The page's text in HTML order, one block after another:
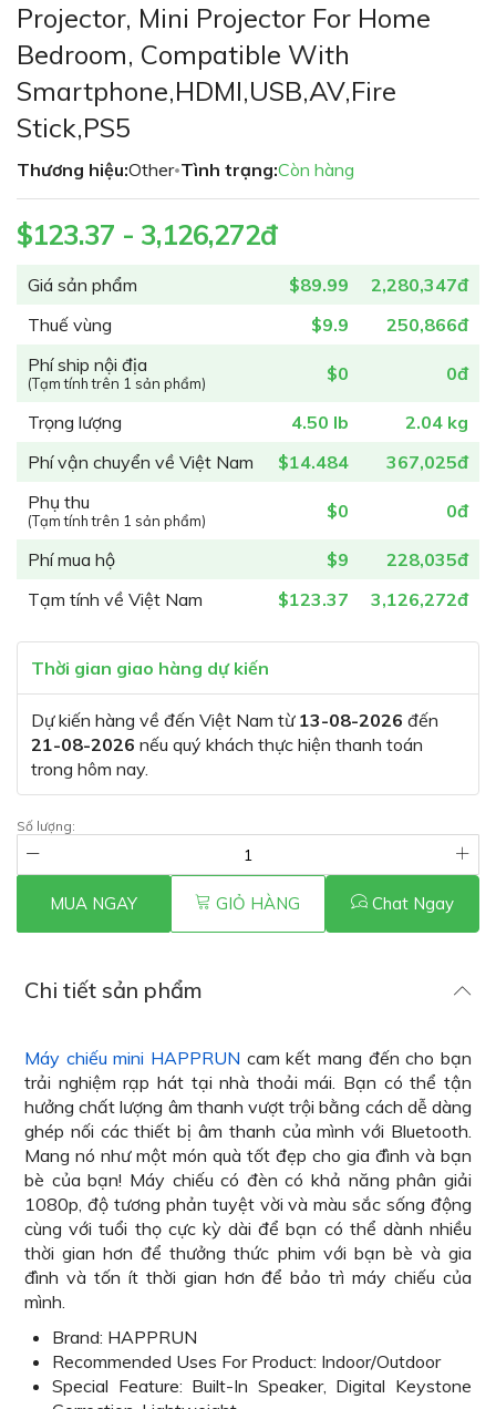
thư
hình
ảnh
Projector, Mini Projector For Home
Bedroom, Compatible With
Smartphone,HDMI,USB,AV,Fire
Stick,PS5
Thương hiệu:Other•Tình trạng:Còn hàng
Giá sản phẩm $89.99
2,280,347đ
Thuế vùng
$9.9
250,866đ
Phí ship nội địa
(Tạm tính trên 1 sản phẩm) $0 0đ
Trọng lượng 4.50 lb
2.04 kg
Phí vận chuyển về Việt Nam
$14.484
367,025đ
Phụ thu
(Tạm tính trên 1 sản phẩm) $0 0đ
Phí mua hộ $9
228,035đ
Tạm tính về Việt Nam
$123.37 3,126,272đ
$123.37 - 3,126,272đ
Thời gian giao hàng dự kiến
Dự kiến hàng về đến Việt Nam từ 13-08-2026 đến
21-08-2026 nếu quý khách thực hiện thanh toán
trong hôm nay.
Số lượng:
MUA NGAY GIỎ HÀNG Chat Ngay
Chi tiết sản phẩm
Máy chiếu mini HAPPRUN cam kết mang đến cho bạn
trải nghiệm rạp hát tại nhà thoải mái. Bạn có thể tận
hưởng chất lượng âm thanh vượt trội bằng cách dễ dàng
ghép nối các thiết bị âm thanh của mình với Bluetooth.
Mang nó như một món quà tốt đẹp cho gia đình và bạn
bè của bạn! Máy chiếu có đèn có khả năng phân giải
1080p, độ tương phản tuyệt vời và màu sắc sống động
cùng với tuổi thọ cực kỳ dài để bạn có thể dành nhiều
thời gian hơn để thưởng thức phim với bạn bè và gia
đình và tốn ít thời gian hơn để bảo trì máy chiếu của
mình.
Brand: HAPPRUN
Recommended Uses For Product: Indoor/Outdoor
Special Feature: Built-In Speaker, Digital Keystone